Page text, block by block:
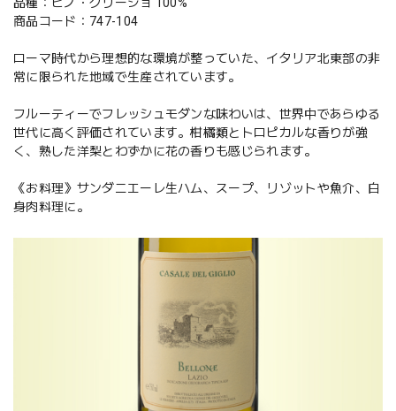
品種：ピノ・グリージョ 100%
商品コード：747-104
ローマ時代から理想的な環境が整っていた、イタリア北東部の非
常に限られた地域で生産されています。
フルーティーでフレッシュモダンな味わいは、世界中であらゆる
世代に高く評価されています。柑橘類とトロピカルな香りが強
く、熟した洋梨とわずかに花の香りも感じられます。
《お料理》サンダニエーレ生ハム、スープ、リゾットや魚介、白
身肉料理に。